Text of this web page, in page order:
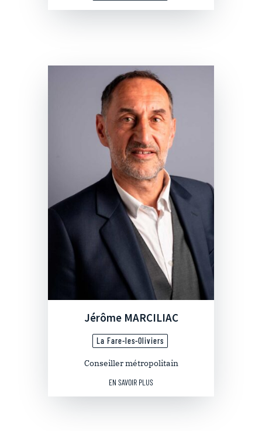
Jérôme MARCILIAC
La Fare-les-Oliviers
Conseiller métropolitain
EN SAVOIR PLUS